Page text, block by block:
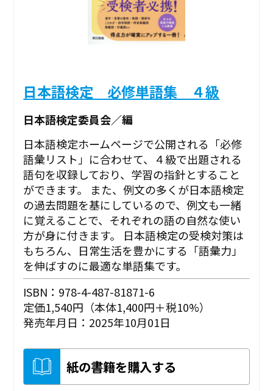
日本語検定 必修単語集 ４級
日本語検定委員会／編
日本語検定ホームページで公開される「必修
語彙リスト」に合わせて、４級で出題される
語句を収録しており、学習の指針とすること
ができます。 また、例文の多くが日本語検定
の過去問題を基にしているので、例文も一緒
に覚えることで、それぞれの語の自然な使い
方が身に付きます。 日本語検定の受検対策は
もちろん、日常生活を豊かにする「語彙力」
を伸ばすのに最適な単語集です。
ISBN：978-4-487-81871-6
定価1,540円（本体1,400円＋税10%）
発売年月日：2025年10月01日
紙の書籍を購入する